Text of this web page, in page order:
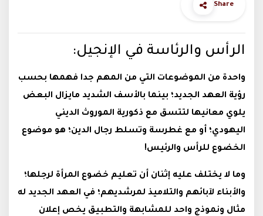
Share
الرأس والرئاسة في الإنجيل:
واحدة من الموضوعات التي من المهم جدا فهمها بحسب
رؤية العهد الجديد؛ بينما بالأسف الشديد مايزال البعض
يلوي معانيها لتتسق مع ذكورية الموروث الديني
اليهودي؛ أو مع غطرسة وتسلط رجال الدين؛ هو موضوع
الخضوع للرأس والرئيس!
وما لا يختلف عليه إثنان أن تعليم خضوع المرأة لرجلها؛
والأبناء لآبائهم والتلاميذ لمرشديهم؛ في العهد الجديد له
مثال ونموذج واحد للمشابهة والتطبيق يخص إعلان